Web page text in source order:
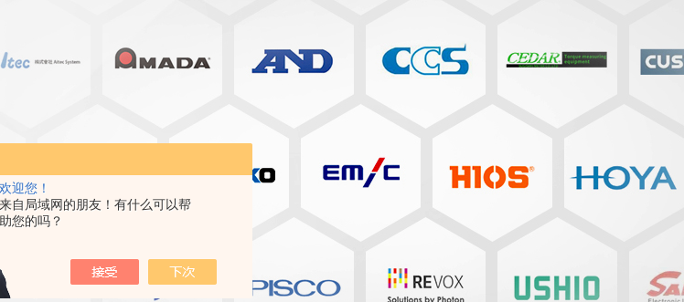
欢迎您！
来自局域网的朋友！有什么可以帮
助您的吗？